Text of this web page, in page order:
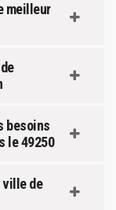
meilleur
besoins
le 49250
ville de